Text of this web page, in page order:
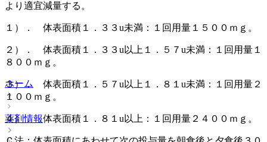
より適宜減量する。
１）． 体表面積１．３３u未満：１回用量１５００ｍｇ。
２）． 体表面積１．３３u以上１．５７u未満：１回用量１
８００ｍｇ。
３）． 体表面積１．５７u以上１．８１u未満：１回用量２
１００ｍｇ。
４）． 体表面積１．８１u以上：１回用量２４００ｍｇ。
ホーム
薬剤情報